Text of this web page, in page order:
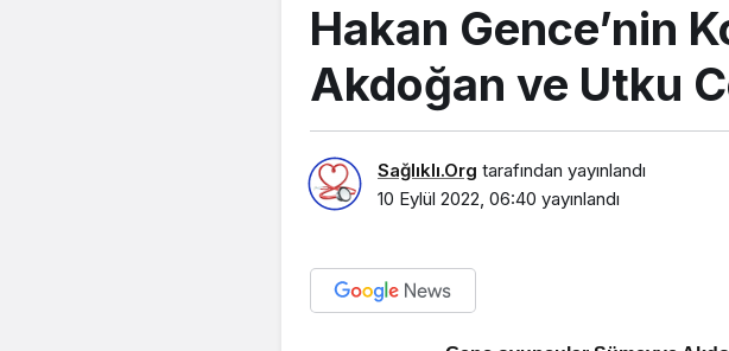
Hakan Gence’nin
Akdoğan ve Utku
Sağlıklı.Org tarafından yayınlandı
10 Eylül 2022, 06:40 yayınlandı